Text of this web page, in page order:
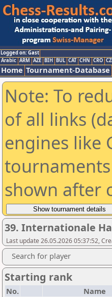
Logged on: Gast
Arabic ARM AZE BIH BUL CAT CHN CRO
Home Tournament-Database
Note: To
of all links
engines like
shown after
39. Internationale
Last update 26.05.2026 05:37:52,
Search for player
Starting rank
No. Name